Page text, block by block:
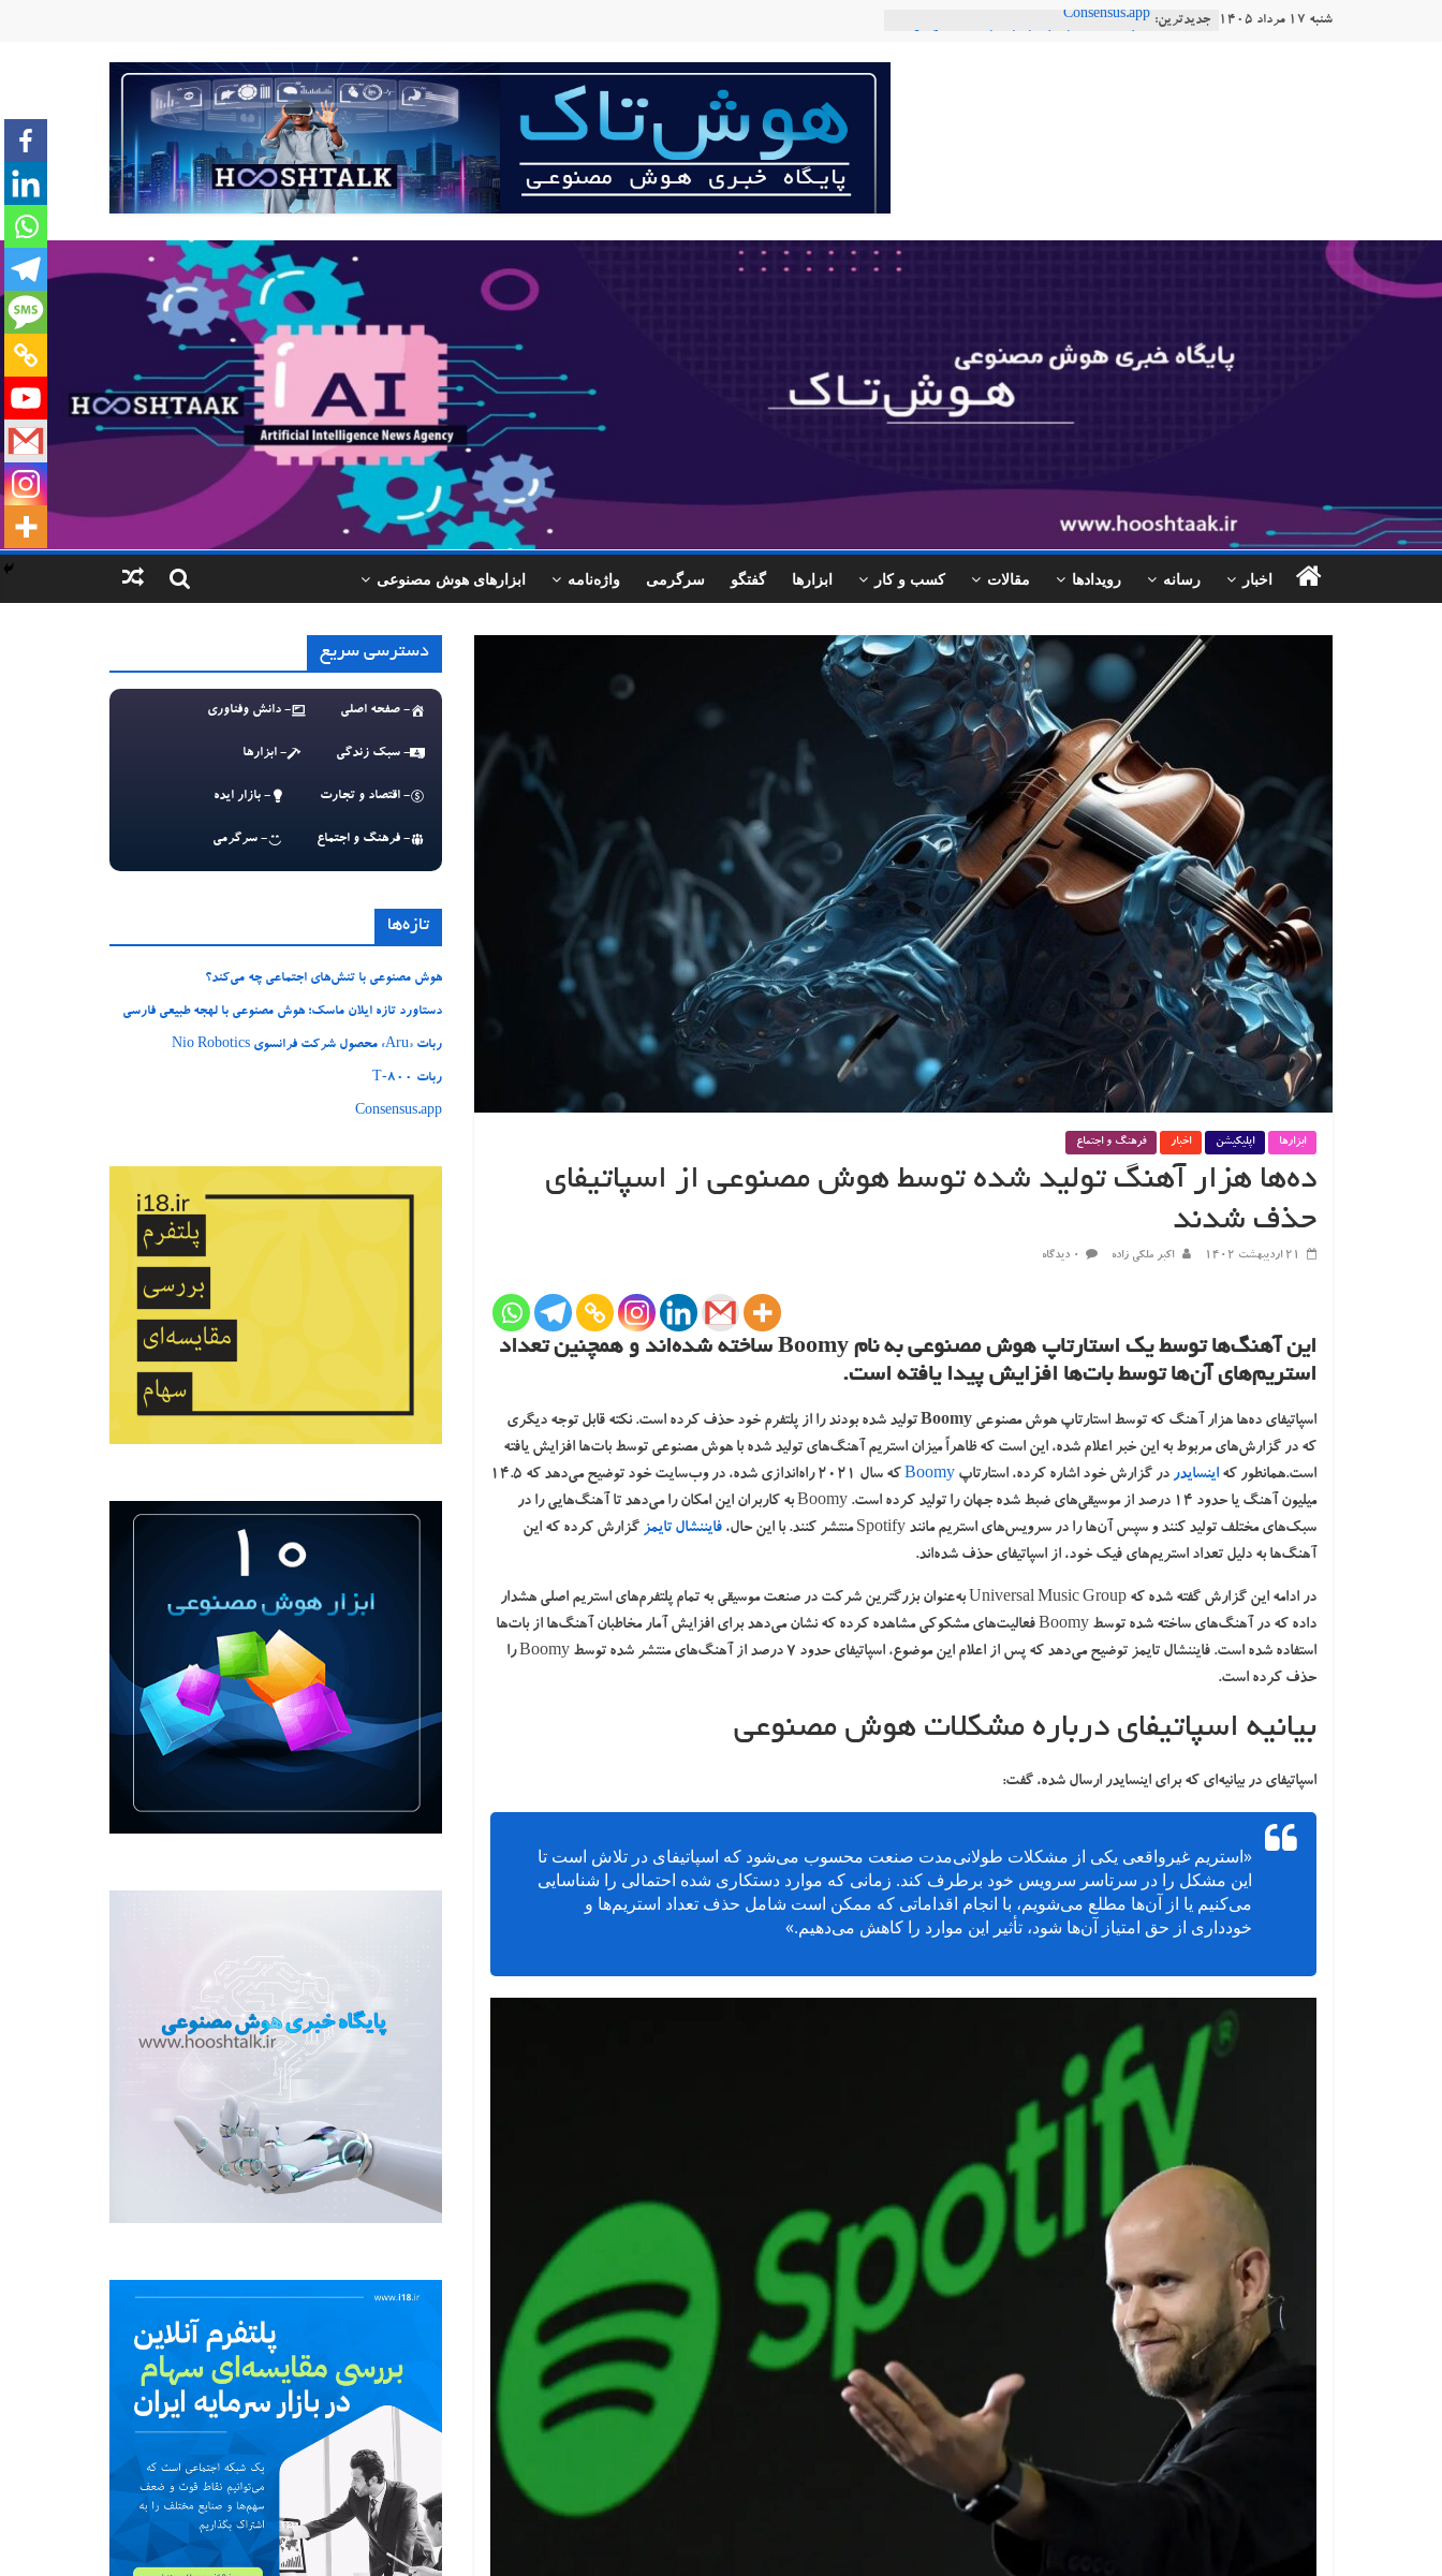
شنبه ۱۷ مرداد ۱۴۰۵ جدیدترین: Consensus.app
خبری
مصنوعی
اخبار رسانه رویدادها مقالات کسب و کار ابزارها گفتگو سرگرمی واژه‌نامه ابزارهای هوش مصنوعی
ابزارها اپلیکیشن اخبار فرهنگ و اجتماع
ده‌ها هزار آهنگ تولید شده توسط هوش مصنوعی از اسپاتیفای
حذف شدند
۲۱ اردیبهشت ۱۴۰۲ اکبر ملکی زاده ۰ دیدگاه
این آهنگ‌ها توسط یک استارتاپ هوش مصنوعی به نام Boomy ساخته شده‌اند و همچنین تعداد
استریم‌های آن‌ها توسط بات‌ها افزایش پیدا یافته است.
اسپاتیفای ده‌ها هزار آهنگ که توسط استارتاپ هوش مصنوعی Boomy
تولید شده بودند را از پلتفرم خود حذف کرده است. نکته قابل توجه دیگری
که در گزارش‌های مربوط به این خبر اعلام شده، این است که ظاهراً میزان استریم آهنگ‌های تولید شده با هوش مصنوعی توسط بات‌ها افزایش یافته
است.همانطور که اینسایدردر گزارش خود اشاره کرده، استارتاپ Boomy
که سال 2021 راه‌اندازی شده، در وب‌سایت خود توضیح می‌دهد که 14.5
میلیون آهنگ یا حدود 14 درصد از موسیقی‌های ضبط شده جهان را تولید کرده است. Boomy به کاربران این امکان را می‌دهد تا آهنگ‌هایی را در
سبک‌های مختلف تولید کنند و سپس آن‌ها را در سرویس‌های استریم مانند Spotify منتشر کنند. با این حال،
فایننشال تایمز گزارش کرده که این
آهنگ‌ها به دلیل تعداد استریم‌های فیک خود، از اسپاتیفای حذف شده‌اند.
در ادامه این گزارش گفته شده که Universal Music Group به‌عنوان بزرگترین شرکت در صنعت موسیقی به تمام پلتفرم‌های استریم اصلی هشدار
داده که در آهنگ‌های ساخته شده توسط Boomy فعالیت‌های مشکوکی مشاهده کرده که نشان می‌دهد برای افزایش آمار مخاطبان آهنگ‌ها از بات‌ها
استفاده شده است. فایننشال تایمز توضیح می‌دهد که پس از اعلام این موضوع، اسپاتیفای حدود 7 درصد از آهنگ‌های منتشر شده توسط Boomy را
حذف کرده است.
بیانیه اسپاتیفای درباره مشکلات هوش مصنوعی
اسپاتیفای در بیانیه‌ای که برای اینسایدر ارسال شده، گفت:
«استریم غیرواقعی یکی از مشکلات طولانی‌مدت صنعت محسوب می‌شود که اسپاتیفای در تلاش است تا
این مشکل را در سرتاسر سرویس خود برطرف کند. زمانی که موارد دستکاری شده احتمالی را شناسایی
می‌کنیم یا از آن‌ها مطلع می‌شویم، با انجام اقداماتی که ممکن است شامل حذف تعداد استریم‌ها و
خودداری از حق امتیاز آن‌ها شود، تأثیر این موارد را کاهش می‌دهیم.»
دسترسی سریع
- صفحه اصلی - دانش وفناوری
- سبک زندگی - ابزارها
- اقتصاد و تجارت - بازار ایده
- فرهنگ و اجتماع - سرگرمی
تازه‌ها
هوش مصنوعی با تنش‌های اجتماعی چه می‌کند؟
دستاورد تازه ایلان ماسک؛ هوش مصنوعی با لهجه طبیعی فارسی
ربات «Aru» محصول شرکت فرانسوی Nio Robotics
ربات T‑800
Consensus.app